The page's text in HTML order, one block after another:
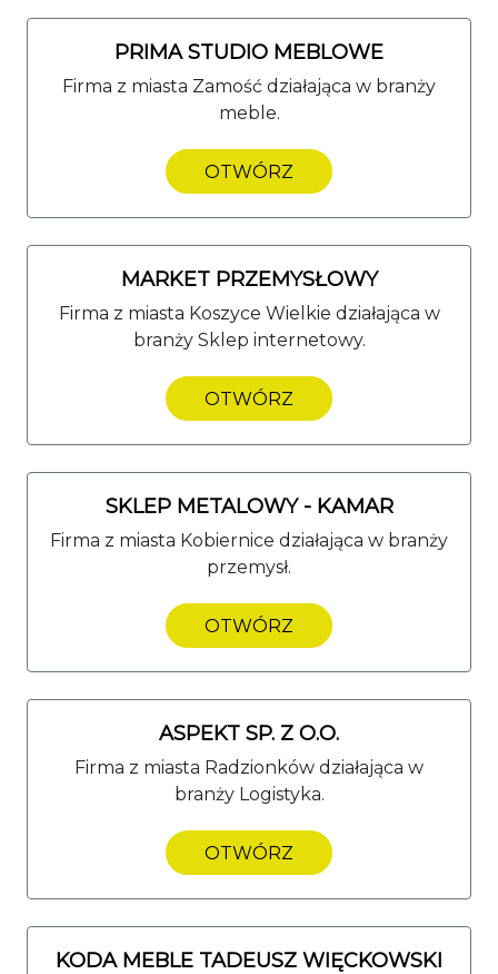
PRIMA STUDIO MEBLOWE
Firma z miasta Zamość działająca w branży
meble.
OTWÓRZ
MARKET PRZEMYSŁOWY
Firma z miasta Koszyce Wielkie działająca w
branży Sklep internetowy.
OTWÓRZ
SKLEP METALOWY - KAMAR
Firma z miasta Kobiernice działająca w branży
przemysł.
OTWÓRZ
ASPEKT SP. Z O.O.
Firma z miasta Radzionków działająca w
branży Logistyka.
OTWÓRZ
KODA MEBLE TADEUSZ WIĘCKOWSKI